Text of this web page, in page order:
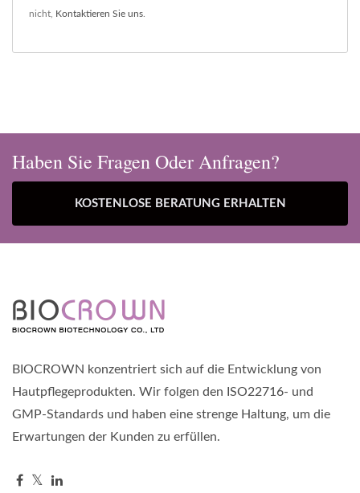
nicht, Kontaktieren Sie uns.
Haben Sie Fragen Oder Anfragen?
KOSTENLOSE BERATUNG ERHALTEN
BIOCROWN konzentriert sich auf die Entwicklung von
Hautpflegeprodukten. Wir folgen den ISO22716- und
GMP-Standards und haben eine strenge Haltung, um die
Erwartungen der Kunden zu erfüllen.